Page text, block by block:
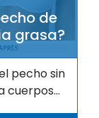
de
grasa?
pecho sin
cuerpos...